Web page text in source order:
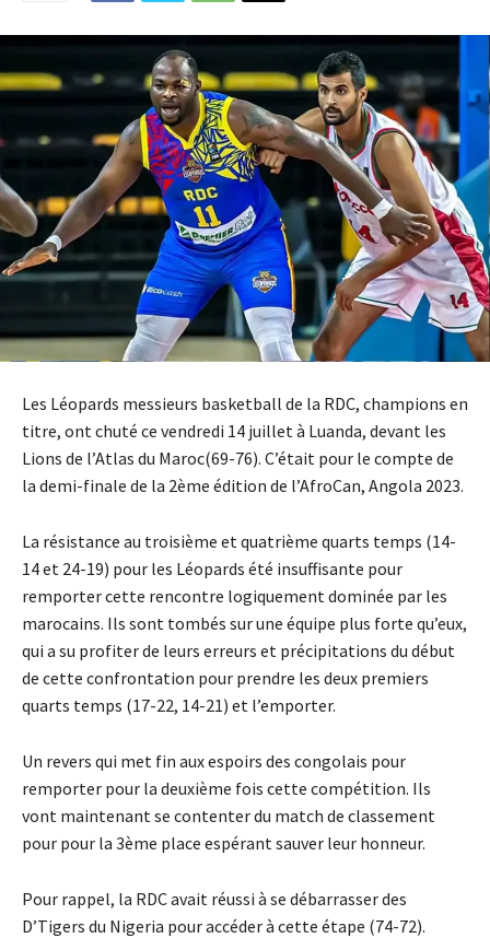
Les Léopards messieurs basketball de la RDC, champions en
titre, ont chuté ce vendredi 14 juillet à Luanda, devant les
Lions de l’Atlas du Maroc(69-76). C’était pour le compte de
la demi-finale de la 2ème édition de l’AfroCan, Angola 2023.
La résistance au troisième et quatrième quarts temps (14-
14 et 24-19) pour les Léopards été insuffisante pour
remporter cette rencontre logiquement dominée par les
marocains. Ils sont tombés sur une équipe plus forte qu’eux,
qui a su profiter de leurs erreurs et précipitations du début
de cette confrontation pour prendre les deux premiers
quarts temps (17-22, 14-21) et l’emporter.
Un revers qui met fin aux espoirs des congolais pour
remporter pour la deuxième fois cette compétition. Ils
vont maintenant se contenter du match de classement
pour pour la 3ème place espérant sauver leur honneur.
Pour rappel, la RDC avait réussi à se débarrasser des
D’Tigers du Nigeria pour accéder à cette étape (74-72).